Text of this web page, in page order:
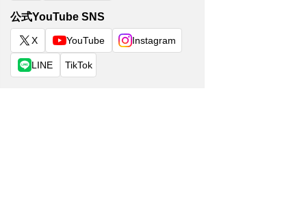
公式YouTube SNS
X YouTube Instagram
LINE TikTok